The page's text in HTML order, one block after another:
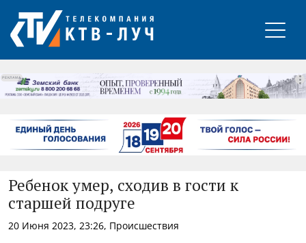
РЕКЛАМА
Ребенок умер, сходив в гости к
старшей подруге
20 Июня 2023, 23:26, Происшествия